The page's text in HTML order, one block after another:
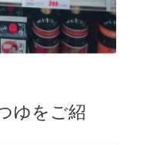
ゆをご紹